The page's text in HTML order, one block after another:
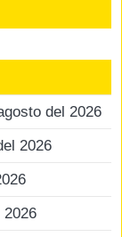
del 2026
2026
2026